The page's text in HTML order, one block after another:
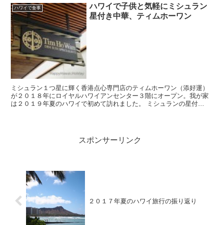
ハワイで食事
ハワイで子供と気軽にミシュラン
星付き中華、ティムホーワン
ミシュラン１つ星に輝く香港点心専門店のティムホーワン（添好運）
が２０１８年にロイヤルハワイアンセンター３階にオープン。我が家
は２０１９年夏のハワイで初めて訪れました。 ミシュランの星付き
スポンサーリンク
２０１７年夏のハワイ旅行の振り返り